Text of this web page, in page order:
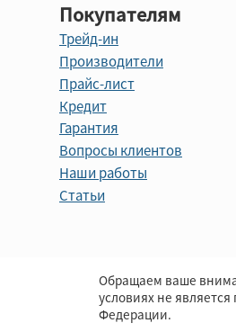
Покупателям
Трейд-ин
Производители
Прайс-лист
Кредит
Гарантия
Вопросы клиентов
Наши работы
Статьи
Обращаем ваше
условиях не
Федерации.